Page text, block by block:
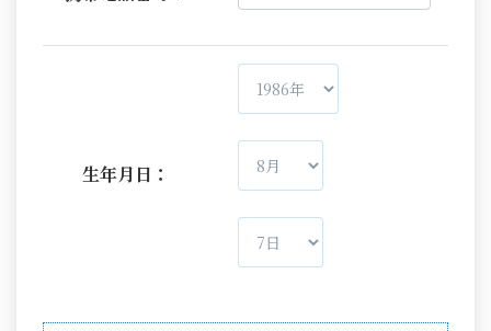
生年月日：